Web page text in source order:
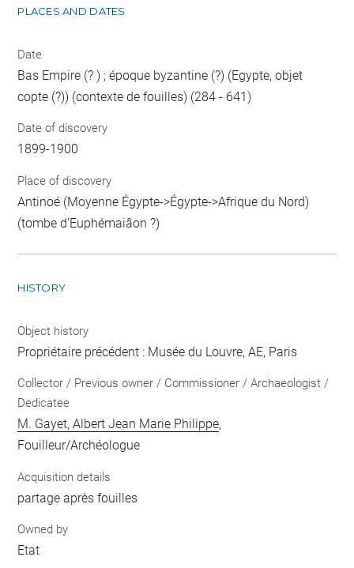
PLACES AND DATES
Date
Bas Empire (? ) ; époque byzantine (?) (Egypte, objet
copte (?)) (contexte de fouilles) (284 - 641)
Date of discovery
1899-1900
Place of discovery
Antinoé (Moyenne Égypte->Égypte->Afrique du Nord)
(tombe d'Euphémaiâon ?)
HISTORY
Object history
Propriétaire précédent : Musée du Louvre, AE, Paris
Collector / Previous owner / Commissioner / Archaeologist /
Dedicatee
M. Gayet, Albert Jean Marie Philippe,
Fouilleur/Archéologue
Acquisition details
partage après fouilles
Owned by
Etat